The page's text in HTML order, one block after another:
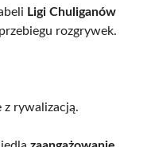
Ligi Chuliganów
rozgrywek.
z rywalizacją.